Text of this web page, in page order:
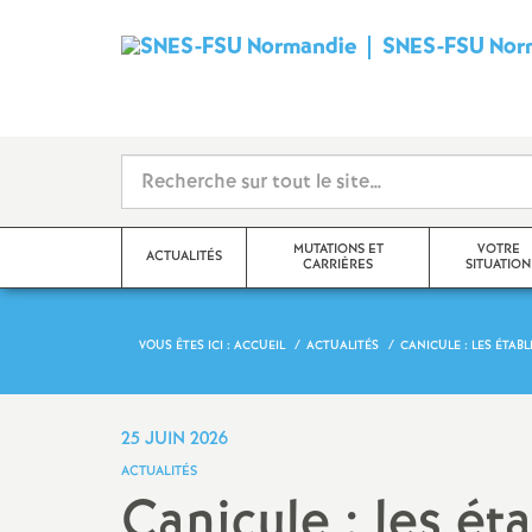
SNES-FSU
ACTUALITÉS
Actualités diverses
MUTATIONS ET
CARRIÈRES
classe / Classe exceptionnelle
Congés formation, temps
VOTRE
SITUATION
Documentalistes
VOUS ÊTES ICI : ACCUEIL ACTUALITÉS CANICULE : LES
25 JUIN 2026
ACTUALITÉS